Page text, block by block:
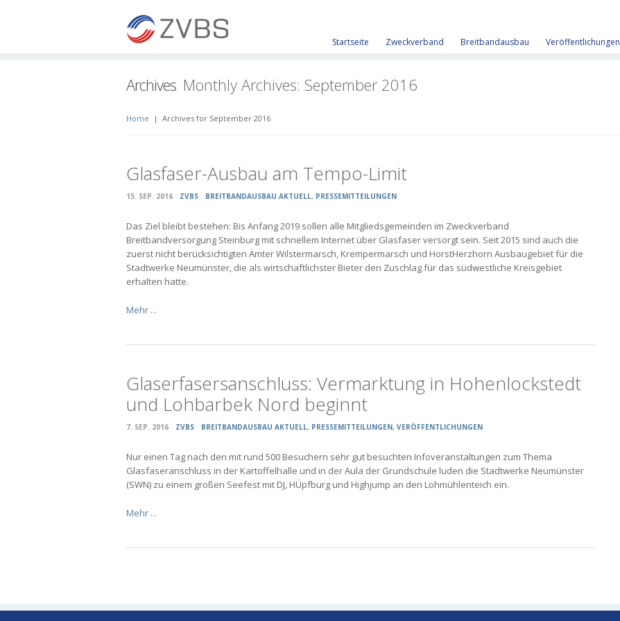
Startseite Zweckverband Breitbandausbau Veröffentlichungen
Archives Monthly Archives: September 2016
Home | Archives for September 2016
Glasfaser-Ausbau am Tempo-Limit
15. SEP. 2016 ZVBS BREITBANDAUSBAU AKTUELL, PRESSEMITTEILUNGEN
Das Ziel bleibt bestehen: Bis Anfang 2019 sollen alle Mitgliedsgemeinden im Zweckverband
Breitbandversorgung Steinburg mit schnellem Internet über Glasfaser versorgt sein. Seit 2015 sind auch die
zuerst nicht berücksichtigten Ämter Wilstermarsch, Krempermarsch und Horst­Herzhorn Ausbaugebiet für die
Stadtwerke Neumünster, die als wirtschaftlichster Bieter den Zuschlag für das südwestliche Kreisgebiet
erhalten hatte.
Mehr ...
Glaserfasersanschluss: Vermarktung in Hohenlockstedt
und Lohbarbek Nord beginnt
7. SEP. 2016 ZVBS BREITBANDAUSBAU AKTUELL, PRESSEMITTEILUNGEN, VERÖFFENTLICHUNGEN
Nur einen Tag nach den mit rund 500 Besuchern sehr gut besuchten Infoveranstaltungen zum Thema
Glasfaseranschluss in der Kartoffelhalle und in der Aula der Grundschule luden die Stadtwerke Neumünster
(SWN) zu einem großen Seefest mit DJ, HÜpfburg und Highjump an den Lohmühlenteich ein.
Mehr ...